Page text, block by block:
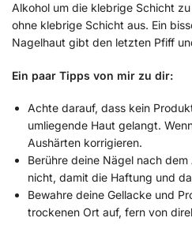
Alkohol um die klebrige Schicht
ohne klebrige Schicht aus. Ein
Nagelhaut gibt den letzten Pfiff
Ein paar Tipps von mir zu dir:
Achte darauf, dass kein
umliegende Haut gelangt.
Aushärten korrigieren.
Berühre deine Nägel nach
nicht, damit die Haftung und
Bewahre deine Gellacke und
trockenen Ort auf, fern von